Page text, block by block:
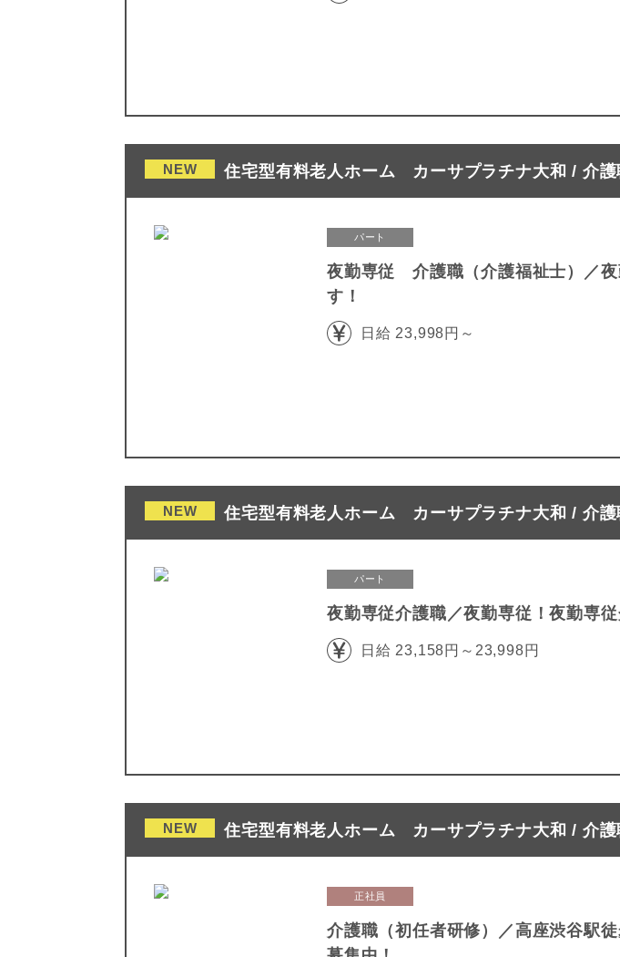
NEW 住宅型有料老人ホーム カーサプラチナ大和 / 介護
パート
夜勤専従 介護職（介護福祉士）／夜
す！
日給 23,998円～
NEW 住宅型有料老人ホーム カーサプラチナ大和 / 介護
パート
夜勤専従介護職／夜勤専従！夜勤専
日給 23,158円～23,998円
NEW 住宅型有料老人ホーム カーサプラチナ大和 / 介護
正社員
介護職（初任者研修）／高座渋谷駅